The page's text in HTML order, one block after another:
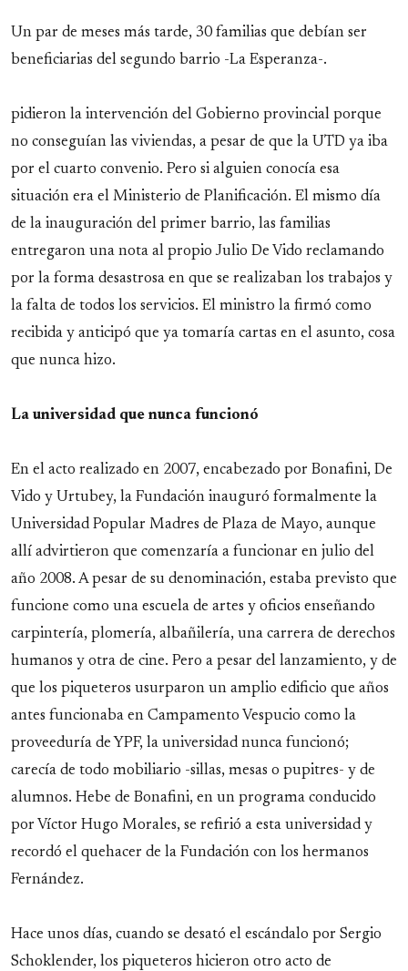
Un par de meses más tarde, 30 familias que debían ser
beneficiarias del segundo barrio -La Esperanza-.
pidieron la intervención del Gobierno provincial porque
no conseguían las viviendas, a pesar de que la UTD ya iba
por el cuarto convenio. Pero si alguien conocía esa
situación era el Ministerio de Planificación. El mismo día
de la inauguración del primer barrio, las familias
entregaron una nota al propio Julio De Vido reclamando
por la forma desastrosa en que se realizaban los trabajos y
la falta de todos los servicios. El ministro la firmó como
recibida y anticipó que ya tomaría cartas en el asunto, cosa
que nunca hizo.
La universidad que nunca funcionó
En el acto realizado en 2007, encabezado por Bonafini, De
Vido y Urtubey, la Fundación inauguró formalmente la
Universidad Popular Madres de Plaza de Mayo, aunque
allí advirtieron que comenzaría a funcionar en julio del
año 2008. A pesar de su denominación, estaba previsto que
funcione como una escuela de artes y oficios enseñando
carpintería, plomería, albañilería, una carrera de derechos
humanos y otra de cine. Pero a pesar del lanzamiento, y de
que los piqueteros usurparon un amplio edificio que años
antes funcionaba en Campamento Vespucio como la
proveeduría de YPF, la universidad nunca funcionó;
carecía de todo mobiliario -sillas, mesas o pupitres- y de
alumnos. Hebe de Bonafini, en un programa conducido
por Víctor Hugo Morales, se refirió a esta universidad y
recordó el quehacer de la Fundación con los hermanos
Fernández.
Hace unos días, cuando se desató el escándalo por Sergio
Schoklender, los piqueteros hicieron otro acto de